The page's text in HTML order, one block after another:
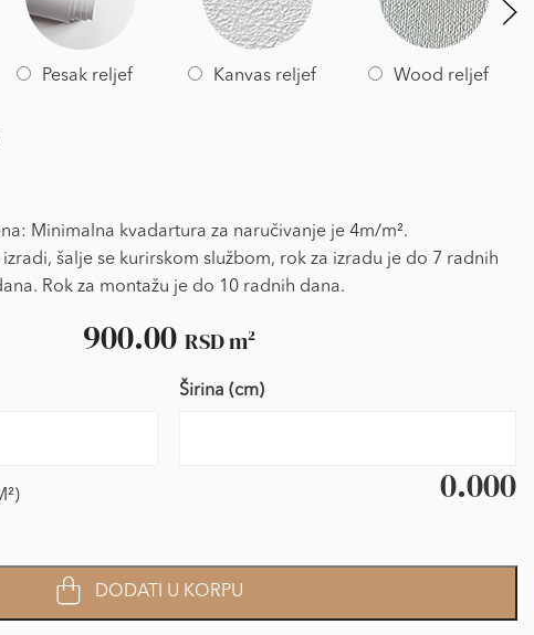
Pesak reljef Kanvas reljef Wood reljef
Minimalna kvadartura za naručivanje je 4m/m².
šalje se kurirskom službom, rok za izradu je do 7 radnih
Rok za montažu je do 10 radnih dana.
900.00 RSDm²
Širina (cm)
0.000
DODATI U KORPU